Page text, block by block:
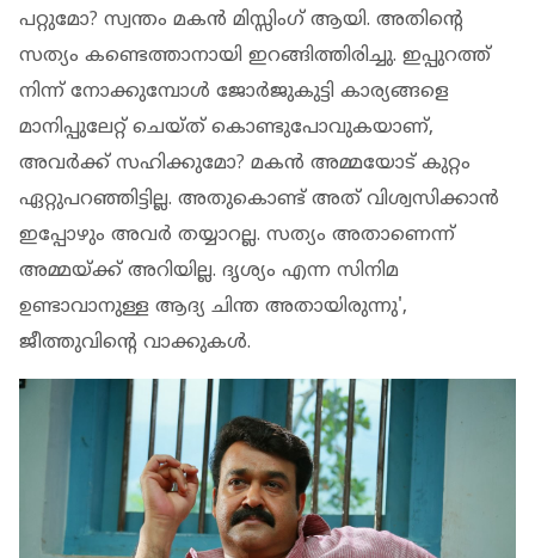
പറ്റുമോ? സ്വന്തം മകന്‍ മിസ്സിം​ഗ് ആയി. അതിന്‍റെ
സത്യം കണ്ടെത്താനായി ഇറങ്ങിത്തിരിച്ചു. ഇപ്പുറത്ത്
നിന്ന് നോക്കുമ്പോള്‍ ജോര്‍ജുകുട്ടി കാര്യങ്ങളെ
മാനിപ്പുലേറ്റ് ചെയ്ത് കൊണ്ടുപോവുകയാണ്,
അവര്‍ക്ക് സഹിക്കുമോ? മകന്‍ അമ്മയോട് കുറ്റം
ഏറ്റുപറഞ്ഞിട്ടില്ല. അതുകൊണ്ട് അത് വിശ്വസിക്കാന്‍
ഇപ്പോഴും അവര്‍ തയ്യാറല്ല. സത്യം അതാണെന്ന്
അമ്മയ്ക്ക് അറിയില്ല. ദൃശ്യം എന്ന സിനിമ
ഉണ്ടാവാനുള്ള ആദ്യ ചിന്ത അതായിരുന്നു',
ജീത്തുവിന്റെ വാക്കുകൾ.